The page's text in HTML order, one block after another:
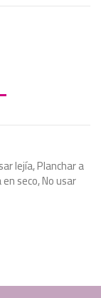
lejía, Planchar a
seco, No usar